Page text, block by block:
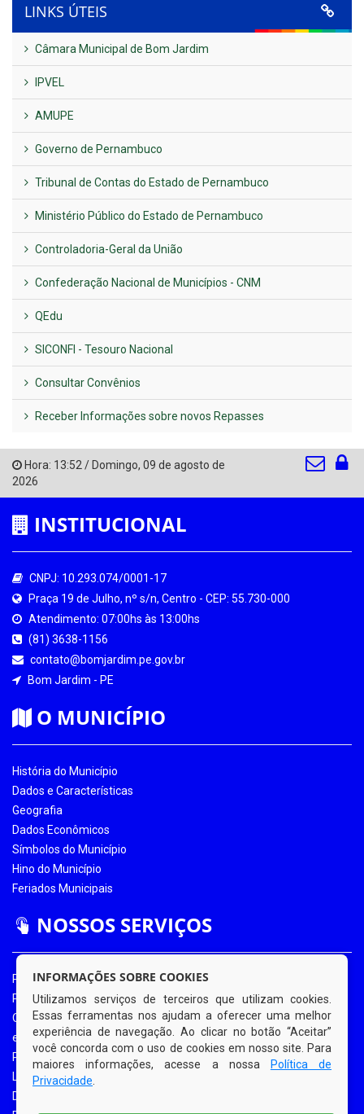
LINKS ÚTEIS
Câmara Municipal de Bom Jardim
IPVEL
AMUPE
Governo de Pernambuco
Tribunal de Contas do Estado de Pernambuco
Ministério Público do Estado de Pernambuco
Controladoria-Geral da União
Confederação Nacional de Municípios - CNM
QEdu
SICONFI - Tesouro Nacional
Consultar Convênios
Receber Informações sobre novos Repasses
Hora: 13:52 /Domingo, 09 de agosto de
2026
INSTITUCIONAL
CNPJ: 10.293.074/0001-17
Praça 19 de Julho, nº s/n, Centro - CEP: 55.730-000
Atendimento: 07:00hs às 13:00hs
(81) 3638-1156
contato@bomjardim.pe.gov.br
Bom Jardim - PE
O MUNICÍPIO
História do Município
Dados e Características
Geografia
Dados Econômicos
Símbolos do Município
Hino do Município
Feriados Municipais
NOSSOS SERVIÇOS
Portal da Transparência
Portal da Transparência COVID-19
Ouvidoria Eletrônica
e-SIC
Processos de Licitação
Licitações em Andamento
Diário Oficial
INFORMAÇÕES SOBRE COOKIES
Utilizamos serviços de terceiros que utilizam cookies.
Essas ferramentas nos ajudam a oferecer uma melhor
experiência de navegação. Ao clicar no botão “Aceitar”
você concorda com o uso de cookies em nosso site. Para
maiores informações, acesse a nossa
Política de
Privacidade